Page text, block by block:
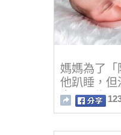
媽媽為了「
他趴睡，但
來是因為.....